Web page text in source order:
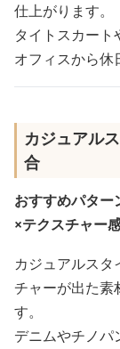
仕上がります。
タイトスカート
オフィスから休
カジュアル
合
おすすめパター
×テクスチャー
カジュアルス
チャーが出た素
す。
デニムやチノパ